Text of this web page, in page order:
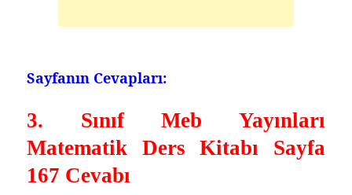
Sayfanın Cevapları:
3. Sınıf Meb Yayınları
Matematik Ders Kitabı Sayfa
167 Cevabı